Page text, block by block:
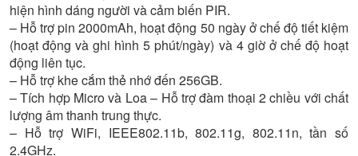
hiện hình dáng người và cảm biến PIR.
– Hỗ trợ pin 2000mAh, hoạt động 50 ngày ở chế độ tiết kiệm
(hoạt động và ghi hình 5 phút/ngày) và 4 giờ ở chế độ hoạt
động liên tục.
– Hỗ trợ khe cắm thẻ nhớ đến 256GB.
– Tích hợp Micro và Loa – Hỗ trợ đàm thoại 2 chiều với chất
lượng âm thanh trung thực.
– Hỗ trợ WiFi, IEEE802.11b, 802.11g, 802.11n, tần số
2.4GHz.